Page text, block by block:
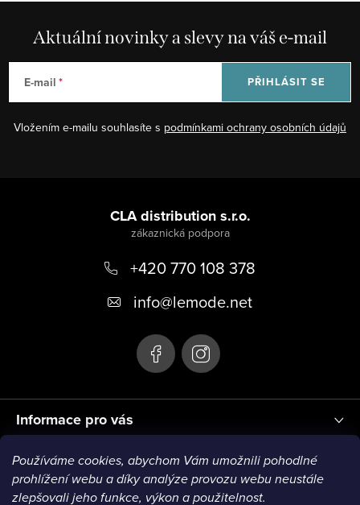
Používáme cookies, abychom Vám umožnili pohodlné
prohlížení webu a díky analýze provozu webu neustále
zlepšovali jeho funkce, výkon a použitelnost.
Aktuální novinky a slevy na váš e-mail
E-mail
Vložením e-mailu souhlasíte s podmínkami ochrany osobních údajů
PŘIHLÁSIT SE
Informace pro vás
CLA distribution s.r.o.
+420 770 108 378
info@lemode.net
Blog